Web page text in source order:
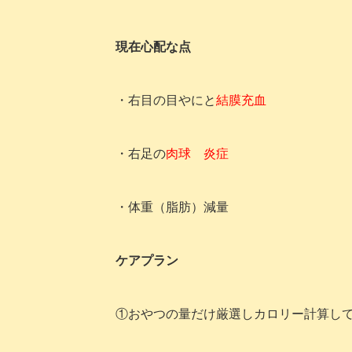
現在心配な点
・右目の目やにと結膜充血
・右足の肉球 炎症
・体重（脂肪）減量
ケアプラン
①おやつの量だけ厳選しカロリー計算し